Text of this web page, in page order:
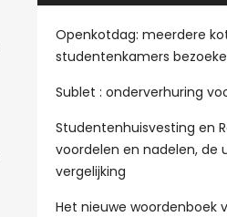
Openkotdag: meerdere
studentenkamers
Sublet : onderverhuring
Studentenhuisvesting en
voordelen en nadelen, de
vergelijking
Het nieuwe woordenboek